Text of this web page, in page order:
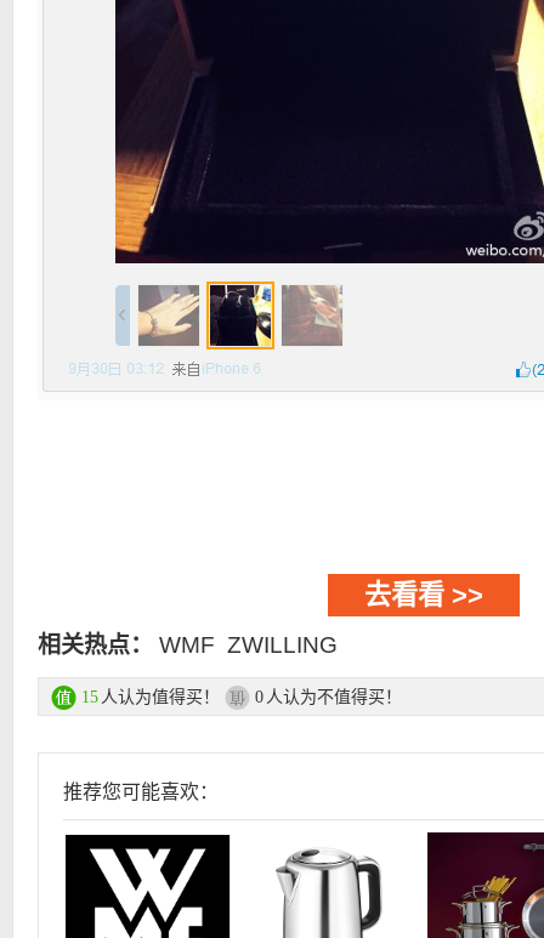
去看看 >>
相关热点： WMF ZWILLING
15 人认为值得买！ 0 人认为不值得买！
推荐您可能喜欢：